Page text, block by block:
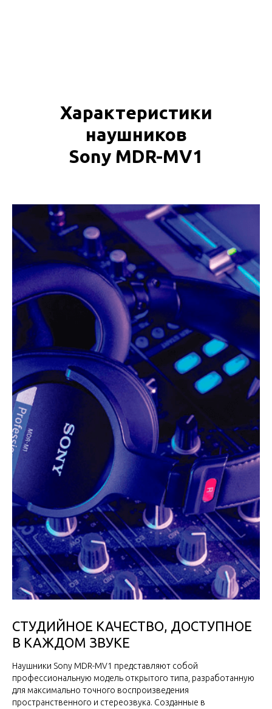
Характеристики
наушников
Sony MDR-MV1
СТУДИЙНОЕ КАЧЕСТВО, ДОСТУПНОЕ
В КАЖДОМ ЗВУКЕ
Наушники Sony MDR-MV1 представляют собой
профессиональную модель открытого типа, разработанную
для максимально точного воспроизведения
пространственного и стереозвука. Созданные в